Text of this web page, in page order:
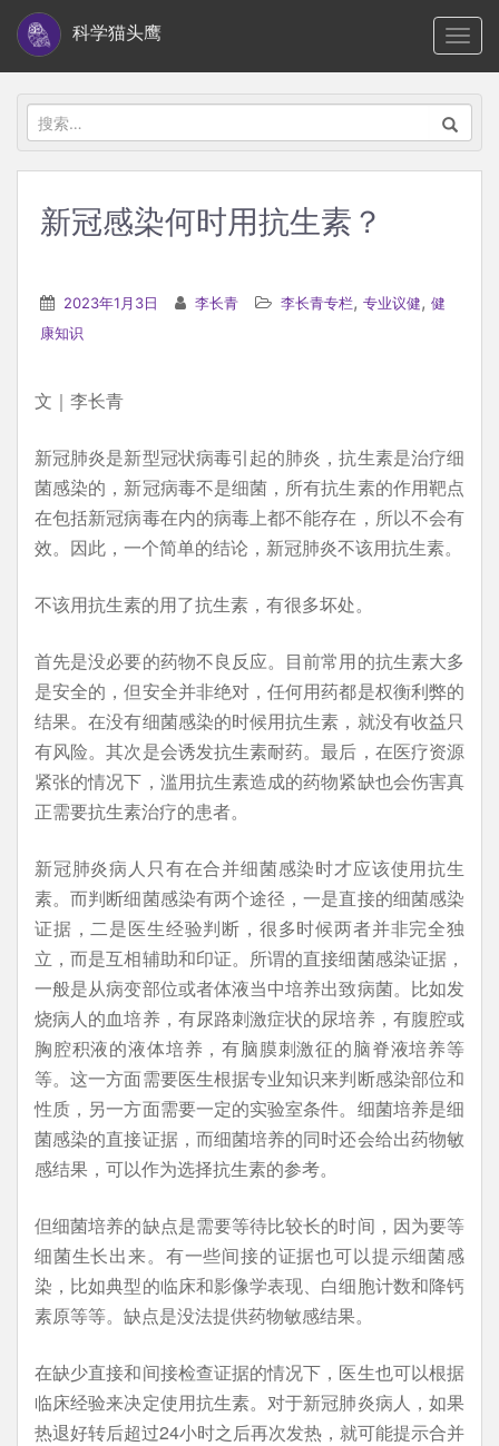
i
科学猫头鹰
搜
索：
新冠感染何时用抗生素？
2023年1月3日 李长青 李长青专栏, 专业议健, 健
康知识
文｜李长青
新冠肺炎是新型冠状病毒引起的肺炎，抗生素是治疗细
菌感染的，新冠病毒不是细菌，所有抗生素的作用靶点
在包括新冠病毒在内的病毒上都不能存在，所以不会有
效。因此，一个简单的结论，新冠肺炎不该用抗生素。
不该用抗生素的用了抗生素，有很多坏处。
首先是没必要的药物不良反应。目前常用的抗生素大多
是安全的，但安全并非绝对，任何用药都是权衡利弊的
结果。在没有细菌感染的时候用抗生素，就没有收益只
有风险。其次是会诱发抗生素耐药。最后，在医疗资源
紧张的情况下，滥用抗生素造成的药物紧缺也会伤害真
正需要抗生素治疗的患者。
新冠肺炎病人只有在合并细菌感染时才应该使用抗生
素。而判断细菌感染有两个途径，一是直接的细菌感染
证据，二是医生经验判断，很多时候两者并非完全独
立，而是互相辅助和印证。所谓的直接细菌感染证据，
一般是从病变部位或者体液当中培养出致病菌。比如发
烧病人的血培养，有尿路刺激症状的尿培养，有腹腔或
胸腔积液的液体培养，有脑膜刺激征的脑脊液培养等
等。这一方面需要医生根据专业知识来判断感染部位和
性质，另一方面需要一定的实验室条件。细菌培养是细
菌感染的直接证据，而细菌培养的同时还会给出药物敏
感结果，可以作为选择抗生素的参考。
但细菌培养的缺点是需要等待比较长的时间，因为要等
细菌生长出来。有一些间接的证据也可以提示细菌感
染，比如典型的临床和影像学表现、白细胞计数和降钙
素原等等。缺点是没法提供药物敏感结果。
在缺少直接和间接检查证据的情况下，医生也可以根据
临床经验来决定使用抗生素。对于新冠肺炎病人，如果
热退好转后超过24小时之后再次发热，就可能提示合并